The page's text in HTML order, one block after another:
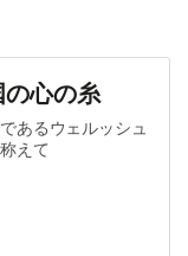
心の糸
あるウェルッシュ
えて